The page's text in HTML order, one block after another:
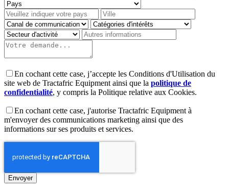
En cochant cette case, j’accepte les Conditions d'Utilisation du
site web de Tractafric Equipment ainsi que la politique de
confidentialité, y compris la Politique relative aux Cookies.
En cochant cette case, j'autorise Tractafric Equipment à
m'envoyer des communications marketing ainsi que des
informations sur ses produits et services.